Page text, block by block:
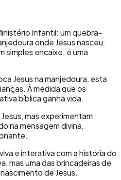
Infantil: um quebra-
onde Jesus nasceu.
simples encaixe; é uma
Jesus na manjedoura, esta
À medida que os
bíblica ganha vida.
mas experimentam
na mensagem divina,
e interativa com a história do
mas uma das brincadeiras de
de Jesus.